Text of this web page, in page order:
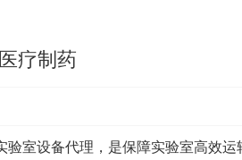
疗制药
室设备代理，是保障实验室高效运